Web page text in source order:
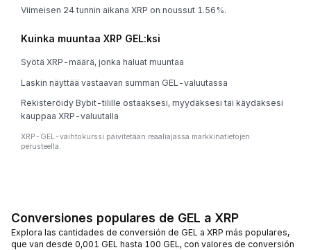
Viimeisen 24 tunnin aikana XRP on noussut 1.56%.
Kuinka muuntaa XRP GEL:ksi
Syötä XRP-määrä, jonka haluat muuntaa
Laskin näyttää vastaavan summan GEL-valuutassa
Rekisteröidy Bybit-tilille ostaaksesi, myydäksesi tai käydäksesi
kauppaa XRP-valuutalla
XRP-GEL-vaihtokurssi päivitetään reaaliajassa markkinatietojen
perusteella.
Conversiones populares de GEL a XRP
Explora las cantidades de conversión de GEL a XRP más populares,
que van desde 0,001 GEL hasta 100 GEL, con valores de conversión